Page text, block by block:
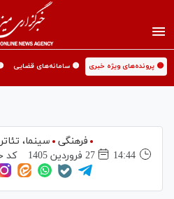
🟡 پرونده‌های ویژه خبری 🟡 سامانه‌های قضایی
فرهنگی
سینما،‌
14:44
27 فروردين 1405 کد